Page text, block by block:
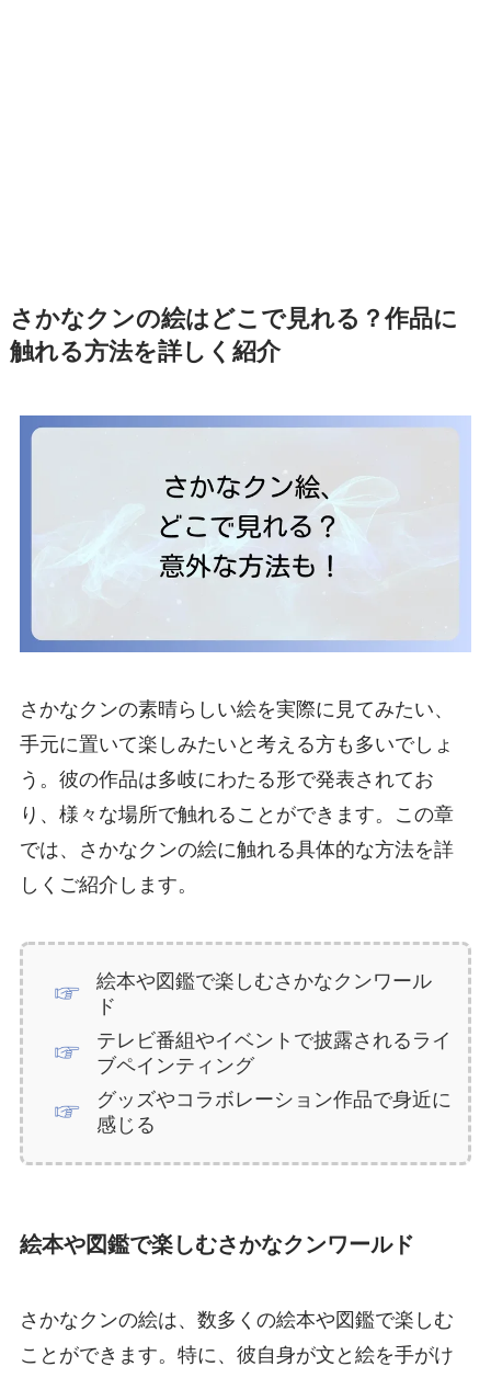
さかなクンの絵はどこで見れる？作品に
触れる方法を詳しく紹介
さかなクンの素晴らしい絵を実際に見てみたい、
手元に置いて楽しみたいと考える方も多いでしょ
う。彼の作品は多岐にわたる形で発表されてお
り、様々な場所で触れることができます。この章
では、さかなクンの絵に触れる具体的な方法を詳
しくご紹介します。
絵本や図鑑で楽しむさかなクンワール
ド
テレビ番組やイベントで披露されるライ
ブペインティング
グッズやコラボレーション作品で身近に
感じる
絵本や図鑑で楽しむさかなクンワールド
さかなクンの絵は、数多くの絵本や図鑑で楽しむ
ことができます。特に、彼自身が文と絵を手がけ